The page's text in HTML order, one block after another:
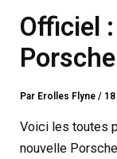
Officiel
Par Erolles Flyne/
Voici les toutes
nouvelle